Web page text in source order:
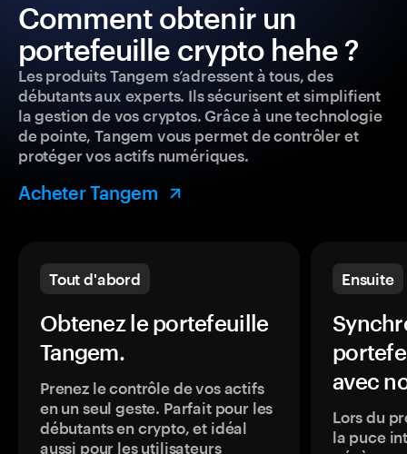
Comment obtenir un
portefeuille crypto hehe ?
Les produits Tangem s’adressent à tous, des
débutants aux experts. Ils sécurisent et simplifient
la gestion de vos cryptos. Grâce à une technologie
de pointe, Tangem vous permet de contrôler et
protéger vos actifs numériques.
Acheter Tangem
Tout d'abord
Obtenez le portefeuille
Tangem.
Prenez le contrôle de vos actifs
en un seul geste. Parfait pour les
débutants en crypto, et idéal
aussi pour les utilisateurs
Ensuite
avec
Lors du
la puce